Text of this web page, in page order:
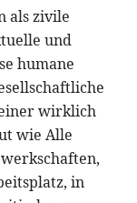
als zivile
und
humane
wirklich
wie Alle
in